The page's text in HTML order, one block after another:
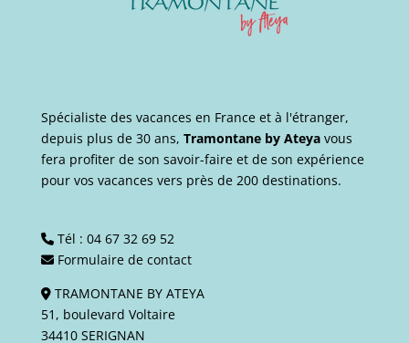
Spécialiste des vacances en France et à l'étranger,
depuis plus de 30 ans, Tramontane by Ateya vous
fera profiter de son savoir-faire et de son expérience
pour vos vacances vers près de 200 destinations.
Tél : 04 67 32 69 52
Formulaire de contact
TRAMONTANE BY ATEYA
51, boulevard Voltaire
34410 SERIGNAN